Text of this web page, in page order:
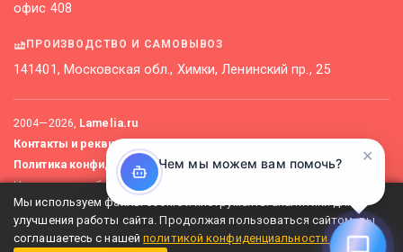
офис 408
ПРОИЗВОДСТВО И САМОВЫВОЗ
141401, Московская обл., Химки, Ленинский пр., 25
2004—2026, Lamelia.ru
Контакты и реквизиты
Политика конфиденциальности
Не является публичной офертой. Актуальные цены уточняйте
у менеджеров.
Мы используем файлы cookie и инструменты аналитики для
улучшения работы сайта. Продолжая пользоваться сайтом, вы
соглашаетесь с нашейполитикой конфиденциальности.
✕
Чем мы можем вам помочь?